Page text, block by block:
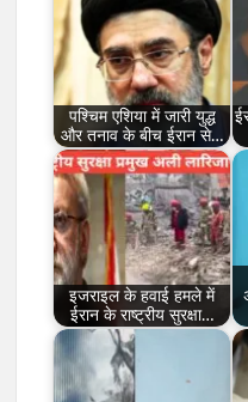
पश्चिम एशिया में जारी युद्ध
और तनाव के बीच ईरान से…
इजराइल के हवाई हमले में
ईरान के राष्ट्रीय सुरक्षा…